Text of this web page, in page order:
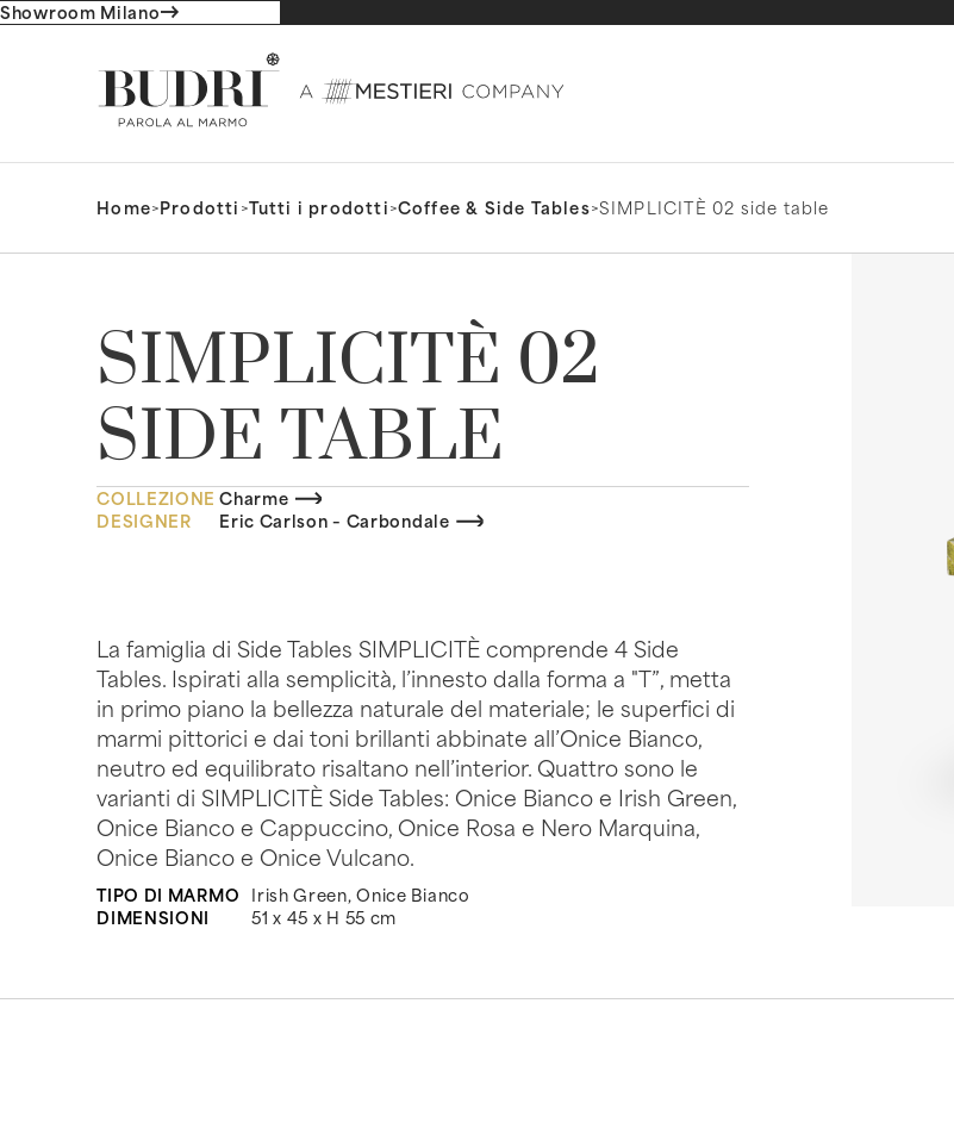
Showroom Milano
Home>Prodotti>Tutti i prodotti>Coffee & Side Tables>SIMPLICITÈ 02 side table
SIMPLICITÈ 02
SIDE TABLE
COLLEZIONE Charme
DESIGNER
Eric Carlson – Carbondale
La famiglia di Side Tables SIMPLICITÈ comprende 4 Side
Tables. Ispirati alla semplicità, l’innesto dalla forma a "T”, metta
in primo piano la bellezza naturale del materiale; le superfici di
marmi pittorici e dai toni brillanti abbinate all’Onice Bianco,
neutro ed equilibrato risaltano nell’interior. Quattro sono le
varianti di SIMPLICITÈ Side Tables: Onice Bianco e Irish Green,
Onice Bianco e Cappuccino, Onice Rosa e Nero Marquina,
Onice Bianco e Onice Vulcano.
TIPO DI MARMO Irish Green, Onice Bianco
DIMENSIONI
51 x 45 x H 55 cm